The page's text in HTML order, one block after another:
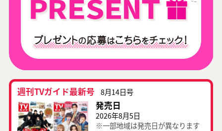
週刊TVガイド最新号 8月14日号
発売日
2026年8月5日
※一部地域は発売日が異なります